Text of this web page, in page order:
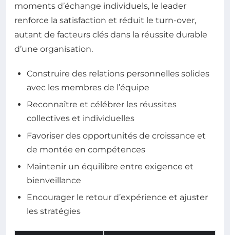
moments d’échange individuels, le leader
renforce la satisfaction et réduit le turn-over,
autant de facteurs clés dans la réussite durable
d’une organisation.
Construire des relations personnelles solides
avec les membres de l’équipe
Reconnaître et célébrer les réussites
collectives et individuelles
Favoriser des opportunités de croissance et
de montée en compétences
Maintenir un équilibre entre exigence et
bienveillance
Encourager le retour d’expérience et ajuster
les stratégies